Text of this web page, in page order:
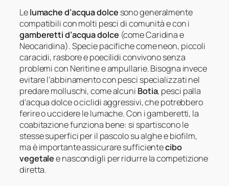
Lelumache d’acqua dolce sono generalmente
compatibili con molti pesci di comunità e con i
gamberetti d’acqua dolce (come Caridina e
Neocaridina). Specie pacifiche come neon, piccoli
caracidi, rasbore e poecilidi convivono senza
problemi con Neritine e ampullarie. Bisogna invece
evitare l’abbinamento con pesci specializzati nel
predare molluschi, come alcuni Botia, pesci palla
d’acqua dolce o ciclidi aggressivi, che potrebbero
ferire o uccidere le lumache. Con i gamberetti, la
coabitazione funziona bene: si spartiscono le
stesse superfici per il pascolo su alghe e biofilm,
ma è importante assicurare sufficientecibo
vegetalee nascondigli per ridurre la competizione
diretta.